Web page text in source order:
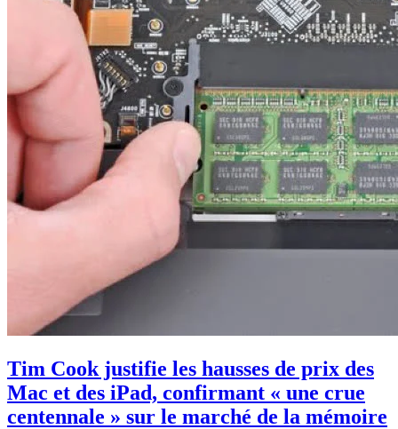
Tim Cook justifie les hausses de prix des
Mac et des iPad, confirmant « une crue
centennale » sur le marché de la mémoire